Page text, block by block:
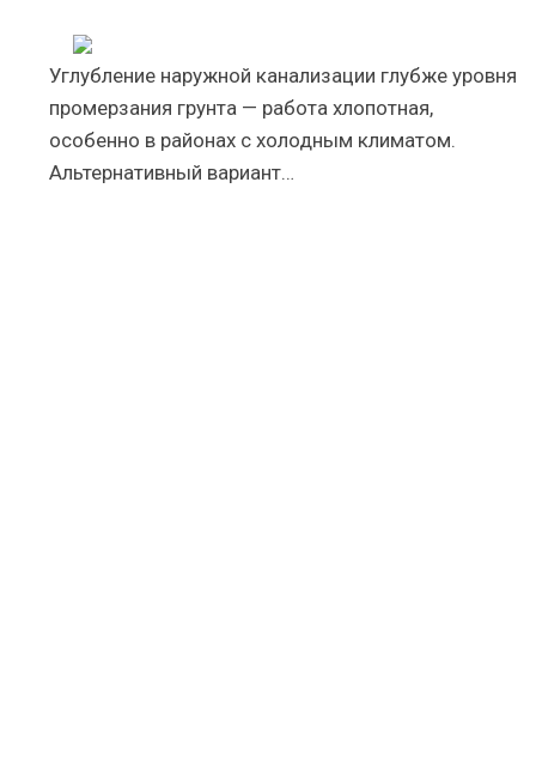
Углубление наружной канализации глубже уровня
промерзания грунта — работа хлопотная,
особенно в районах с холодным климатом.
Альтернативный вариант…